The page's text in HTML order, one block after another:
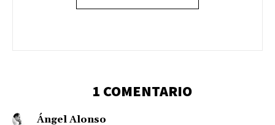
1 COMENTARIO
Ángel Alonso